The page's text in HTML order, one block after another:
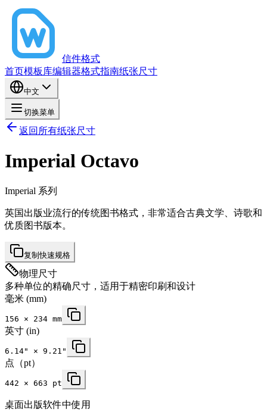
信件格式
首页模板库编辑器格式指南纸张尺寸
中文
切换菜单
返回所有纸张尺寸
Imperial Octavo
Imperial 系列
英国出版业流行的传统图书格式，非常适合古典文学、诗歌和
优质图书版本。
复制快速规格
物理尺寸
多种单位的精确尺寸，适用于精密印刷和设计
毫米 (mm)
156 × 234 mm
英寸 (in)
6.14" × 9.21 "
点（pt）
442 × 663 pt
桌面出版软件中使用